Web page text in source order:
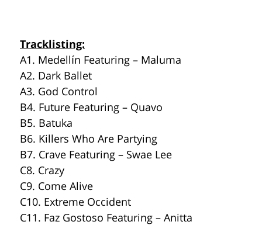
Tracklisting:
A1. Medellín Featuring – Maluma
A2. Dark Ballet
A3. God Control
B4. Future Featuring – Quavo
B5. Batuka
B6. Killers Who Are Partying
B7. Crave Featuring – Swae Lee
C8. Crazy
C9. Come Alive
C10. Extreme Occident
C11. Faz Gostoso Featuring – Anitta